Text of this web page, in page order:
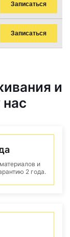
Записаться
Записаться
и
и
2 года.